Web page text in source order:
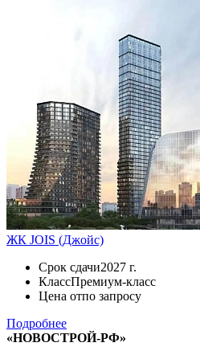
ЖК JOIS (Джойс)
Срок сдачи2027 г.
КлассПремиум-класс
Цена отпо запросу
Подробнее
«НОВОСТРОЙ-РФ»